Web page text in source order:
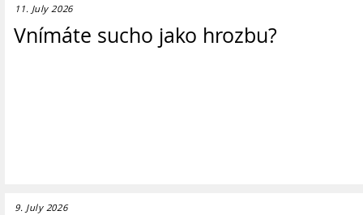
11. July 2026
Vnímáte sucho jako hrozbu?
9. July 2026